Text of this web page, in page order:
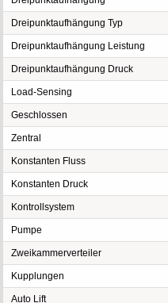
Dreipunktaufhängung Typ
Dreipunktaufhängung Leistung
Dreipunktaufhängung Druck
Load-Sensing
Geschlossen
Zentral
Konstanten Fluss
Konstanten Druck
Kontrollsystem
Pumpe
Zweikammerverteiler
Kupplungen
Auto Lift